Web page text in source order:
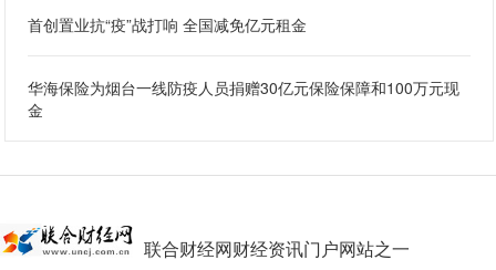
首创置业抗“疫”战打响 全国减免亿元租金
华海保险为烟台一线防疫人员捐赠30亿元保险保障和100万元现
金
联合财经网财经资讯门户网站之一